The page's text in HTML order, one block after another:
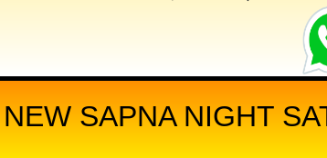
NEW SAPNA NIGHT